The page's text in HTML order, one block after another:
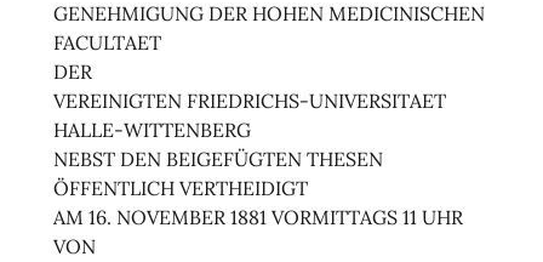
GENEHMIGUNG DER HOHEN MEDICINISCHEN
FACULTAET
DER
VEREINIGTEN FRIEDRICHS-UNIVERSITAET
HALLE-WITTENBERG
NEBST DEN BEIGEFÜGTEN THESEN
ÖFFENTLICH VERTHEIDIGT
AM 16. NOVEMBER 1881 VORMITTAGS 11 UHR
VON